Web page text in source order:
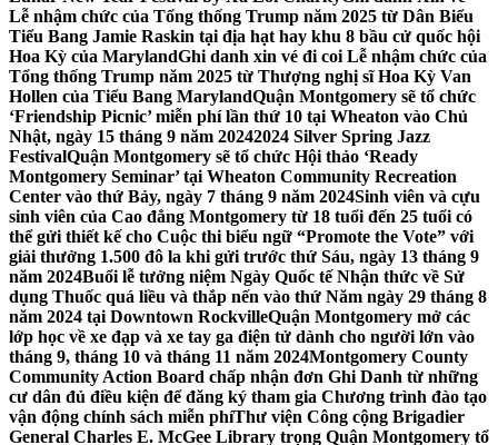
Lễ nhậm chức của Tổng thống Trump năm 2025 từ Dân Biểu
Tiểu Bang Jamie Raskin tại địa hạt hay khu 8 bầu cử quốc hội
Hoa Kỳ của MarylandGhi danh xin vé đi coi Lễ nhậm chức của
Tổng thống Trump năm 2025 từ Thượng nghị sĩ Hoa Kỳ Van
Hollen của Tiểu Bang MarylandQuận Montgomery sẽ tổ chức
‘Friendship Picnic’ miễn phí lần thứ 10 tại Wheaton vào Chủ
Nhật, ngày 15 tháng 9 năm 20242024 Silver Spring Jazz
FestivalQuận Montgomery sẽ tổ chức Hội thảo ‘Ready
Montgomery Seminar’ tại Wheaton Community Recreation
Center vào thứ Bảy, ngày 7 tháng 9 năm 2024Sinh viên và cựu
sinh viên của Cao đẳng Montgomery từ 18 tuổi đến 25 tuổi có
thể gửi thiết kế cho Cuộc thi biểu ngữ “Promote the Vote” với
giải thưởng 1.500 đô la khi gửi trước thứ Sáu, ngày 13 tháng 9
năm 2024Buổi lễ tưởng niệm Ngày Quốc tế Nhận thức về Sử
dụng Thuốc quá liều và thắp nến vào thứ Năm ngày 29 tháng 8
năm 2024 tại Downtown RockvilleQuận Montgomery mở các
lớp học về xe đạp và xe tay ga điện tử dành cho người lớn vào
tháng 9, tháng 10 và tháng 11 năm 2024Montgomery County
Community Action Board chấp nhận đơn Ghi Danh từ những
cư dân đủ điều kiện để đăng ký tham gia Chương trình đào tạo
vận động chính sách miễn phíThư viện Công cộng Brigadier
General Charles E. McGee Library trọng Quận Montgomery tổ